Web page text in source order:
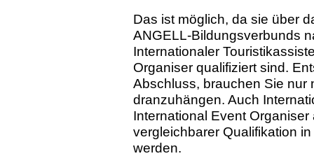
Das ist möglich, da sie über
ANGELL-Bildungsverbunds
Internationaler
Organiser qualifiziert sind.
Abschluss, brauchen Sie nur
dranzuhängen. Auch
International Event
vergleichbarer Qualifikation
werden.